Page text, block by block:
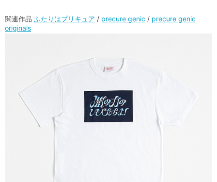
関連作品 ふたりはプリキュア / precure genic / precure genic
originals